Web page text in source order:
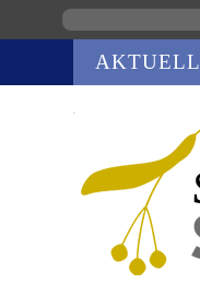
überspringen
AKTUELL